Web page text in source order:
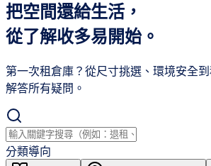
把空間還給生活，
從了解收多易 開始。
第一次租倉庫？從尺寸挑選、環境安全
解答所有疑問。
分類導向